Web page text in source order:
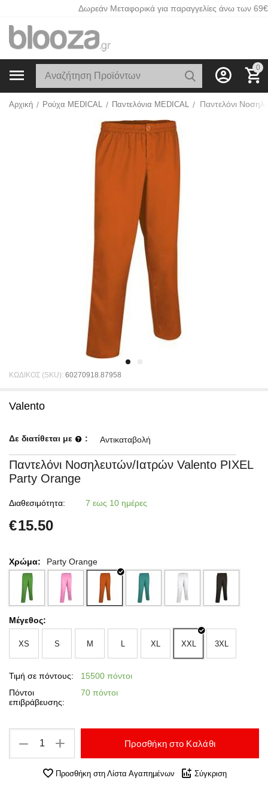
Δωρεάν Μεταφορικά για παραγγελίες άνω των 69€
0
Αρχική / Ρούχα MEDICAL / Παντελόνια MEDICAL /
ΚΩΔΙΚΟΣ (SKU): 60270918.87958
Valento
Δε διατίθεται με : Αντικαταβολή
Παντελόνι Νοσηλευτών/Ιατρών Valento PIXEL
Party Orange
Διαθεσιμότητα: 7 εως 10 ημέρες
€15.50
Χρώμα: Party Orange
Μέγεθος:
XS S M L XL XXL 3XL
Τιμή σε πόντους:
15500 πόντοι
Πόντοι
επιβράβευσης:
70 πόντοι
+
− Προσθήκη στο Καλάθι
Προσθήκη στη Λίστα Αγαπημένων Σύγκριση